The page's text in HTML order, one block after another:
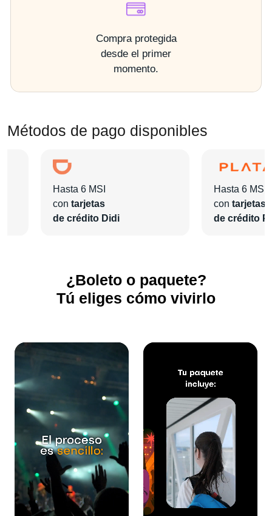
Compra protegida
desde el primer
momento.
Métodos de pago disponibles
Hasta 6 MSI
con tarjetas
de crédito Didi
Hasta 6 MSI
con tarjetas
de crédito
¿Boleto o paquete?
Tú eliges cómo vivirlo